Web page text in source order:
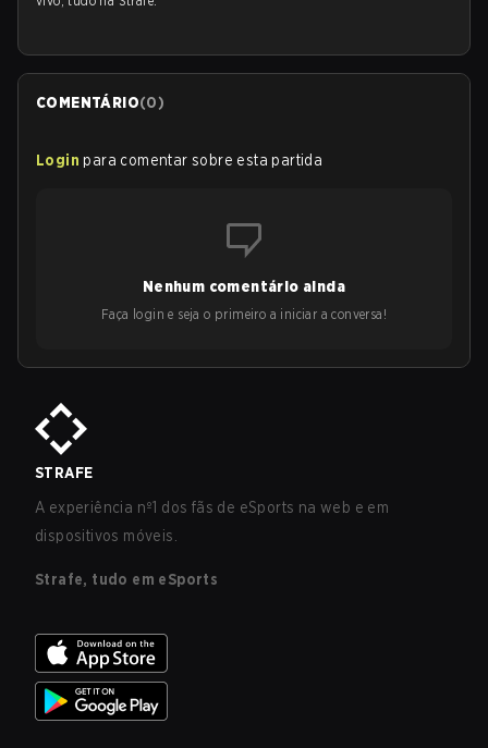
COMENTÁRIO(0)
Login para comentar sobre esta partida
Nenhum comentário ainda
Faça login e seja o primeiro a iniciar a conversa!
STRAFE
A experiência nº1 dos fãs de eSports na web e em
dispositivos móveis.
Strafe, tudo em eSports